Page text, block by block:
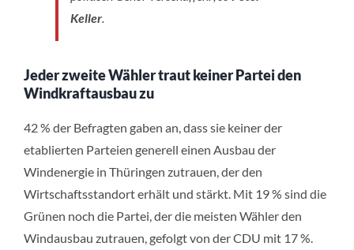
Keller
Jeder zweite Wähler traut keiner Partei den
Windkraftausbau zu
42 % der Befragten gaben an, dass sie keiner der
etablierten Parteien generell einen Ausbau der
Windenergie in Thüringen zutrauen, der den
Wirtschaftsstandort erhält und stärkt. Mit 19 % sind die
Grünen noch die Partei, der die meisten Wähler den
Windausbau zutrauen, gefolgt von der CDU mit 17 %.